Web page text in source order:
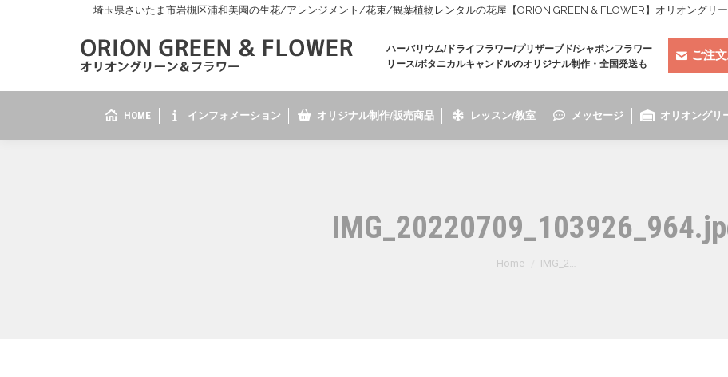
埼玉県さいたま市岩槻区浦和美園の生花/アレンジメント/花束/観葉植物レンタルの花屋【ORION GREEN & FLOWER】オリオングリ
ハーバリウム/ドライフラワー/プリザーブド/シャボンフラワー
リース/ボタニカルキャンドルのオリジナル制作・全国発送も
ご注
HOME インフォメーション オリジナル制作/販売商品 レッスン/教室 メッセージ オリオングリ
You are here:
Home IMG_2…